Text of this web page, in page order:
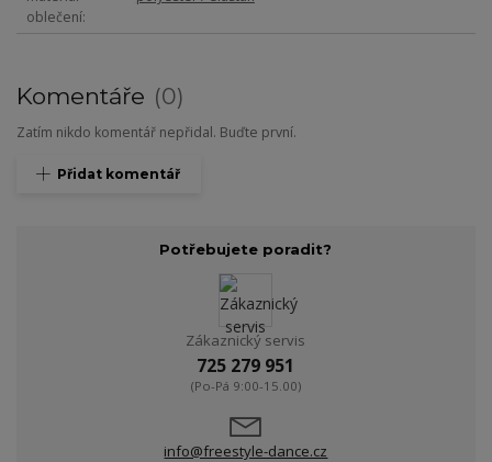
oblečení
Komentáře 0
Zatím nikdo komentář nepřidal. Buďte první.
Přidat komentář
Potřebujete poradit?
Zákaznický servis
725 279 951
(Po-Pá 9:00-15.00)
info@freestyle-dance.cz